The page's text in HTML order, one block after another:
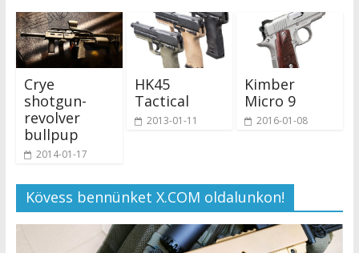
Crye
shotgun-
revolver
bullpup
2014-01-17
HK45
Tactical
2013-01-11
Kimber
Micro 9
2016-01-08
Kövess bennünket X.COM oldalunkon!